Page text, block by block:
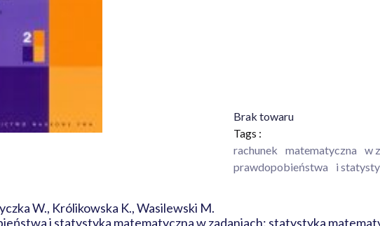
Brak towaru
Tags :
rachunek
matematyczna w
prawdopobieństwa
i
W., Królikowska K., Wasilewski M.
i statystyka matematyczna w zadaniach: statystyka